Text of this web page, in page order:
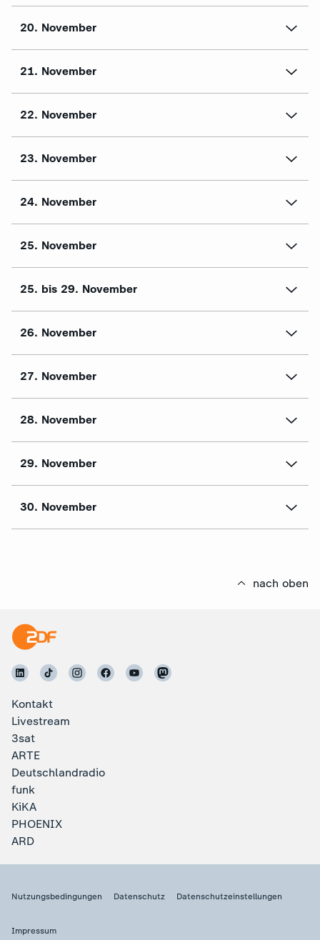
20. November
21. November
22. November
23. November
24. November
25. November
25. bis 29. November
26. November
27. November
28. November
29. November
30. November
nach oben
Kontakt
Livestream
3sat
ARTE
Deutschlandradio
funk
KiKA
PHOENIX
ARD
Nutzungsbedingungen Datenschutz Datenschutzeinstellungen
Impressum